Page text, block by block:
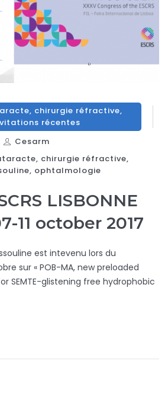
, chirurgie réfractive,
récentes
Cesarm
, chirurgie réfractive,
, ophtalmologie
LISBONNE
11 october 2017
est intevenu lors du
sur « POB-MA, new preloaded
SEMTE-glistening free hydrophobic